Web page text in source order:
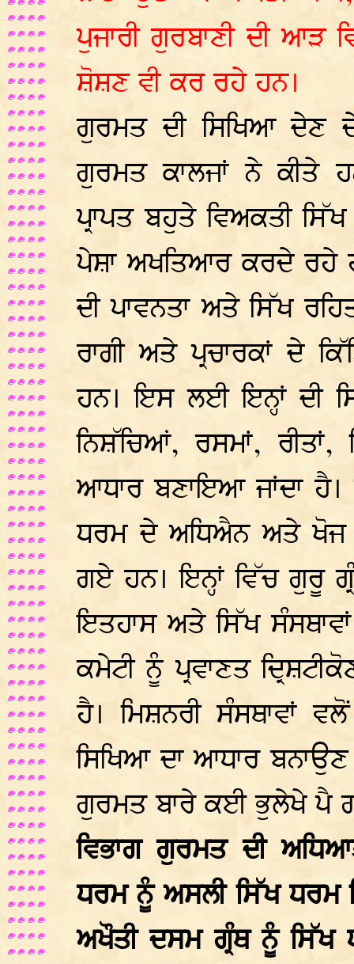
ਪੁਜਾਰੀ ਗੁਰਬਾਣੀ ਦੀ ਆੜ
ਸ਼ੋਸ਼ਣ ਵੀ ਕਰ ਰਹੇ ਹਨ।
ਗੁਰਮਤ ਦੀ ਸਿਖਿਆ ਦੇਣ
ਗੁਰਮਤ ਕਾਲਜਾਂ ਨੇ ਕੀਤੇ
ਪ੍ਰਾਪਤ ਬਹੁਤੇ ਵਿਅਕਤੀ
ਪੇਸ਼ਾ ਅਖਤਿਆਰ ਕਰਦੇ ਰਹੇ
ਦੀ ਪਾਵਨਤਾ ਅਤੇ ਸਿੱਖ
ਰਾਗੀ ਅਤੇ ਪ੍ਰਚਾਰਕਾਂ ਦੇ
ਹਨ। ਇਸ ਲਈ ਇਨ੍ਹਾਂ ਦੀ
ਨਿਸ਼ੱਚਿਆਂ, ਰਸਮਾਂ,
ਆਧਾਰ ਬਣਾਇਆ ਜਾਂਦਾ ਹੈ।
ਧਰਮ ਦੇ ਅਧਿਐਨ ਅਤੇ ਖੋਜ
ਗਏ ਹਨ। ਇਨ੍ਹਾਂ ਵਿੱਚ ਗੁਰੂ
ਇਤਹਾਸ ਅਤੇ ਸਿੱਖ
ਕਮੇਟੀ ਨੂੰ ਪ੍ਰਵਾਣਤ
ਹੈ। ਮਿਸ਼ਨਰੀ ਸੰਸਥਾਵਾਂ
ਸਿਖਿਆ ਦਾ ਆਧਾਰ
ਗੁਰਮਤ ਬਾਰੇ ਕਈ ਭੁਲੇਖੇ ਪੈ
ਵਿਭਾਗ ਗੁਰਮਤ ਦੀ
ਧਰਮ ਨੂੰ ਅਸਲੀ ਸਿੱਖ
ਅਖੌਤੀ ਦਸਮ ਗ੍ਰੰਥ ਨੂੰ ਸਿੱਖ